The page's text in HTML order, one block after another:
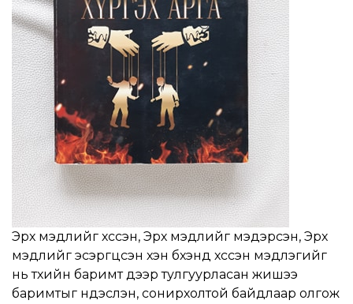
Эрх мэдлийг хүссэн, Эрх мэдлийг мэдэрсэн, Эрх
мэдлийг эсэргүүцсэн хэн бүхэнд хүссэн мэдлэгийг
нь түүхийн баримт дээр тулгуурласан жишээ
баримтыг үндэслэн, сонирхолтой байдлаар олгож